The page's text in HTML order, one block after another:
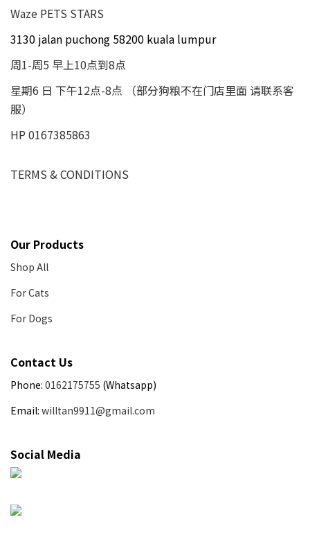
Waze PETS STARS
3130 jalan puchong 58200 kuala lumpur
周1-周5 早上10点到8点
星期6 日 下午12点-8点 （部分狗粮不在门店里面 请联系客
服）
HP 0167385863
TERMS & CONDITIONS
Our Products
Shop All
For Cats
For Dogs
Contact Us
Phone: 0162175755 (Whatsapp)
Email: willtan9911@gmail.com
Social Media